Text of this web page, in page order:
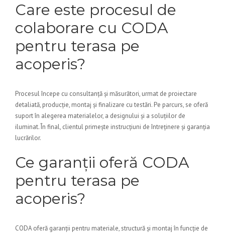
Care este procesul de
colaborare cu CODA
pentru terasa pe
acoperis?
Procesul începe cu consultanță și măsurători, urmat de proiectare
detaliată, producție, montaj și finalizare cu testări. Pe parcurs, se oferă
suport în alegerea materialelor, a designului și a soluțiilor de
iluminat. În final, clientul primește instrucțiuni de întreținere și garanția
lucrărilor.
Ce garanții oferă CODA
pentru terasa pe
acoperis?
CODA oferă garanții pentru materiale, structură și montaj în funcție de